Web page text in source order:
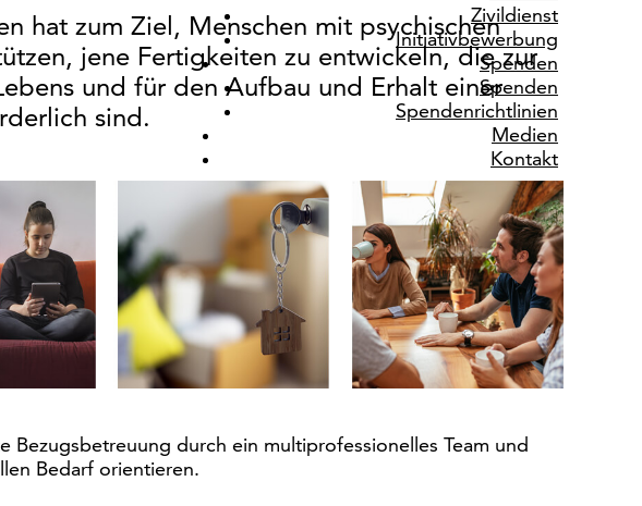
Zivildienst
Initiativbewerbung
Spenden
Spenden
Spendenrichtlinien
Medien
Kontakt
hat zum Ziel, Menschen mit psychischen
jene Fertigkeiten zu entwickeln, die zur
und für den Aufbau und Erhalt einer
sind.
Bezugsbetreuung durch ein multiprofessionelles Team und
Bedarf orientieren.